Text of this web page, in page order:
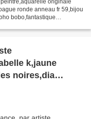
ronde anneau fr 59,bijou
bobo,fantastique
k,jaune
noires,dia
fete